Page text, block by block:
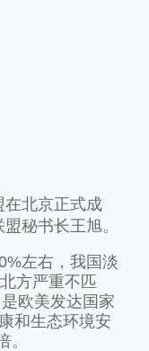
北京正式成
秘书长王旭。
左右，我国淡
方严重不匹
欧美发达国家
和生态环境安